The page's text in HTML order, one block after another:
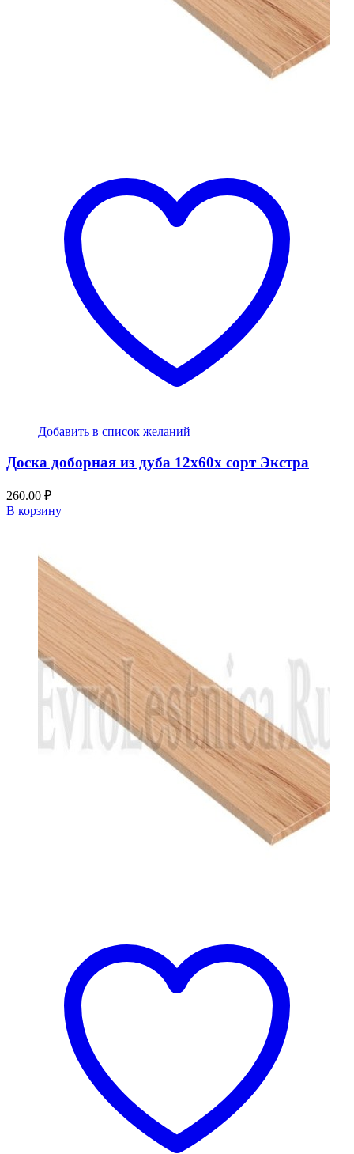
Добавить в список желаний
Доска доборная из дуба 12x60x сорт Экстра
260.00 ₽
В корзину